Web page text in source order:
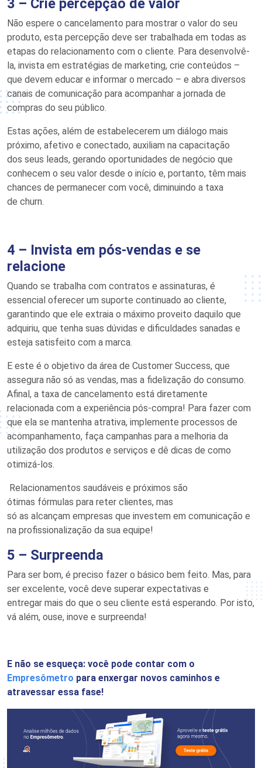
3 – Crie percepção de valor
Não espere o cancelamento para mostrar o valor do seu
produto, esta percepção deve ser trabalhada em todas as
etapas do relacionamento com o cliente. Para desenvolvê-
la, invista em estratégias de marketing, crie conteúdos –
que devem educar e informar o mercado – e abra diversos
canais de comunicação para acompanhar a jornada de
compras do seu público.
Estas ações, além de estabelecerem um diálogo mais
próximo, afetivo e conectado, auxiliam na capacitação
dos seus leads, gerando oportunidades de negócio que
conhecem o seu valor desde o início e, portanto, têm mais
chances de permanecer com você, diminuindo a taxa
de churn.
4 – Invista em pós-vendas e se
relacione
Quando se trabalha com contratos e assinaturas, é
essencial oferecer um suporte continuado ao cliente,
garantindo que ele extraia o máximo proveito daquilo que
adquiriu, que tenha suas dúvidas e dificuldades sanadas e
esteja satisfeito com a marca.
E este é o objetivo da área de Customer Success, que
assegura não só as vendas, mas a fidelização do consumo.
Afinal, a taxa de cancelamento está diretamente
relacionada com a experiência pós-compra! Para fazer com
que ela se mantenha atrativa, implemente processos de
acompanhamento, faça campanhas para a melhoria da
utilização dos produtos e serviços e dê dicas de como
otimizá-los.
Relacionamentos saudáveis e próximos são
ótimas fórmulas para reter clientes, mas
só as alcançam empresas que investem em comunicação e
na profissionalização da sua equipe!
5 – Surpreenda
Para ser bom, é preciso fazer o básico bem feito. Mas, para
ser excelente, você deve superar expectativas e
entregar mais do que o seu cliente está esperando. Por isto,
vá além, ouse, inove e surpreenda!
E não se esqueça: você pode contar com o
Empresômetro para enxergar novos caminhos e
atravessar essa fase!